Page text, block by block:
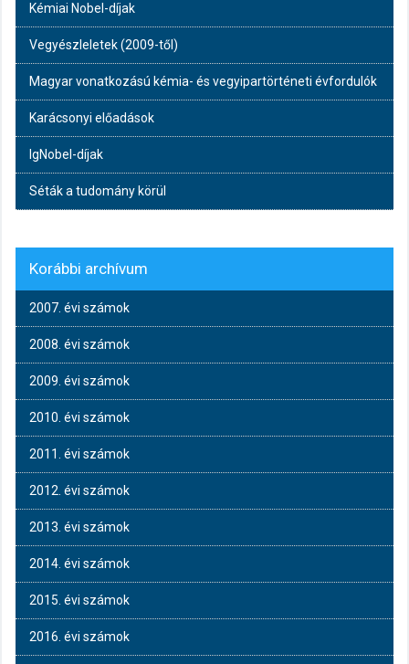
Kémiai Nobel-díjak
Vegyészleletek (2009-től)
Magyar vonatkozású kémia- és vegyipartörténeti évfordulók
Karácsonyi előadások
IgNobel-díjak
Séták a tudomány körül
Korábbi archívum
2007. évi számok
2008. évi számok
2009. évi számok
2010. évi számok
2011. évi számok
2012. évi számok
2013. évi számok
2014. évi számok
2015. évi számok
2016. évi számok